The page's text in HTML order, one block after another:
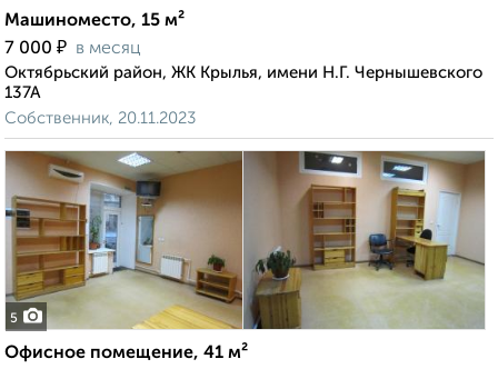
Машиноместо, 15 м²
7 000 ₽ в месяц
Октябрьский район, ЖК Крылья, имени Н.Г. Чернышевского
137А
Собственник, 20.11.2023
5
Офисное помещение, 41 м²